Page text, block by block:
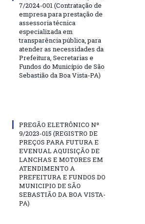
7/2024-001 (Contratação de
empresa para prestação de
assessoria técnica
especializada em
transparência pública, para
atender as necessidades da
Prefeitura, Secretarias e
Fundos do Município de São
Sebastião da Boa Vista-PA)
PREGÃO ELETRÔNICO Nº
9/2023-015 (REGISTRO DE
PREÇOS PARA FUTURA E
EVENUAL AQUISIÇÃO DE
LANCHAS E MOTORES EM
ATENDIMENTO A
PREFEITURA E FUNDOS DO
MUNICIPIO DE SÃO
SEBASTIÃO DA BOA VISTA-
PA)